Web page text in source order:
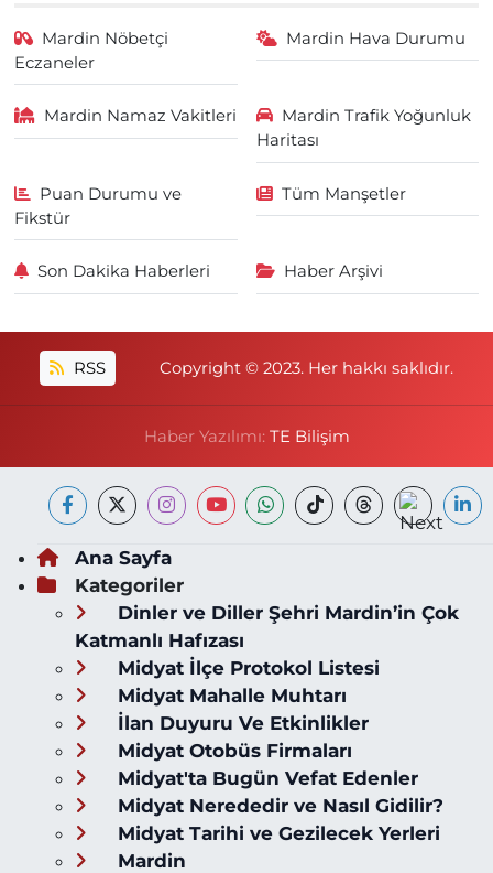
Mardin Nöbetçi
Eczaneler
Mardin Hava Durumu
Mardin Namaz Vakitleri
Mardin Trafik Yoğunluk
Haritası
Puan Durumu ve
Fikstür
Tüm Manşetler
Son Dakika Haberleri Haber Arşivi
RSS Copyright © 2023. Her hakkı saklıdır.
Haber Yazılımı: TE Bilişim
Ana Sayfa
Kategoriler
Dinler ve Diller Şehri Mardin’in Çok
Katmanlı Hafızası
Midyat İlçe Protokol Listesi
Midyat Mahalle Muhtarı
İlan Duyuru Ve Etkinlikler
Midyat Otobüs Firmaları
Midyat'ta Bugün Vefat Edenler
Midyat Nerededir ve Nasıl Gidilir?
Midyat Tarihi ve Gezilecek Yerleri
Mardin